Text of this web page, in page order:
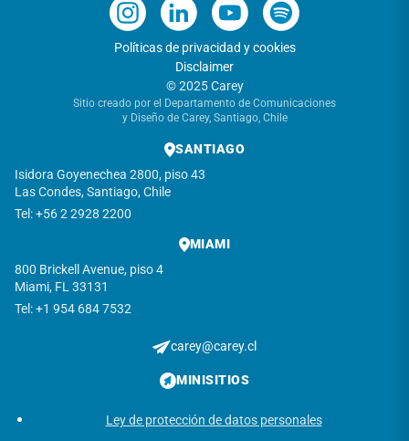
Políticas de privacidad y cookies
Disclaimer
© 2025 Carey
Sitio creado por el Departamento de Comunicaciones
y Diseño de Carey, Santiago, Chile
SANTIAGO
Isidora Goyenechea 2800, piso 43
Las Condes, Santiago, Chile
Tel: +56 2 2928 2200
MIAMI
800 Brickell Avenue, piso 4
Miami, FL 33131
Tel: +1 954 684 7532
carey@carey.cl
MINISITIOS
Ley de protección de datos personales